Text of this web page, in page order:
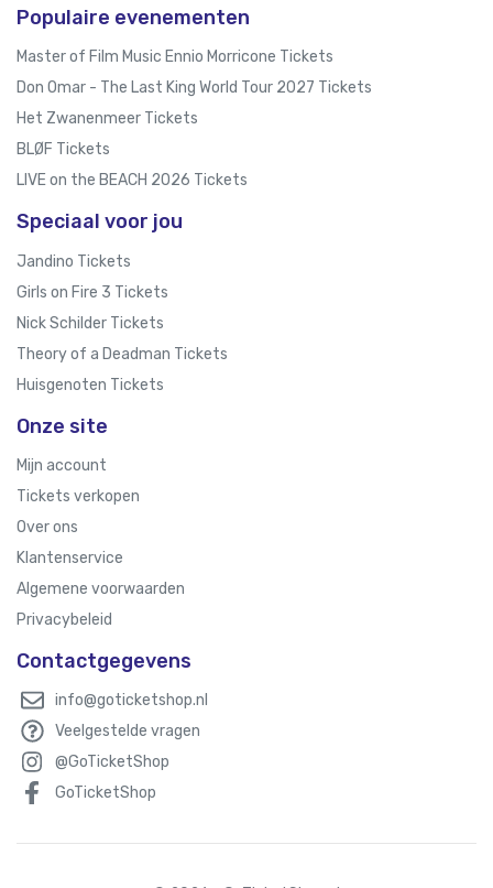
Populaire evenementen
Master of Film Music Ennio Morricone Tickets
Don Omar - The Last King World Tour 2027 Tickets
Het Zwanenmeer Tickets
BLØF Tickets
LIVE on the BEACH 2026 Tickets
Speciaal voor jou
Jandino Tickets
Girls on Fire 3 Tickets
Nick Schilder Tickets
Theory of a Deadman Tickets
Huisgenoten Tickets
Onze site
Mijn account
Tickets verkopen
Over ons
Klantenservice
Algemene voorwaarden
Privacybeleid
Contactgegevens
info@goticketshop.nl
Veelgestelde vragen
@GoTicketShop
GoTicketShop